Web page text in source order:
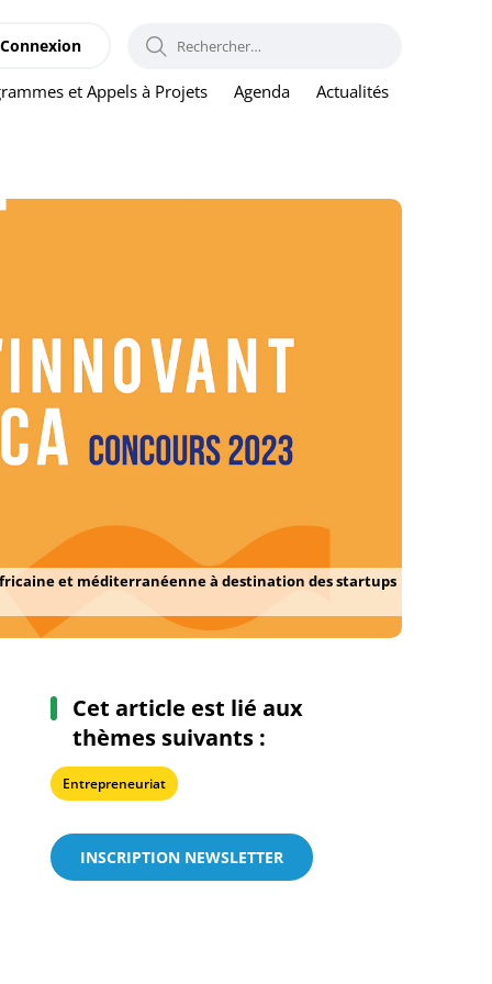
et Appels à Projets Agenda Actualités
Connexion RECHERCHER :
africaine et méditerranéenne à destination des startups
Cet article est lié aux
thèmes suivants :
Entrepreneuriat
INSCRIPTION NEWSLETTER